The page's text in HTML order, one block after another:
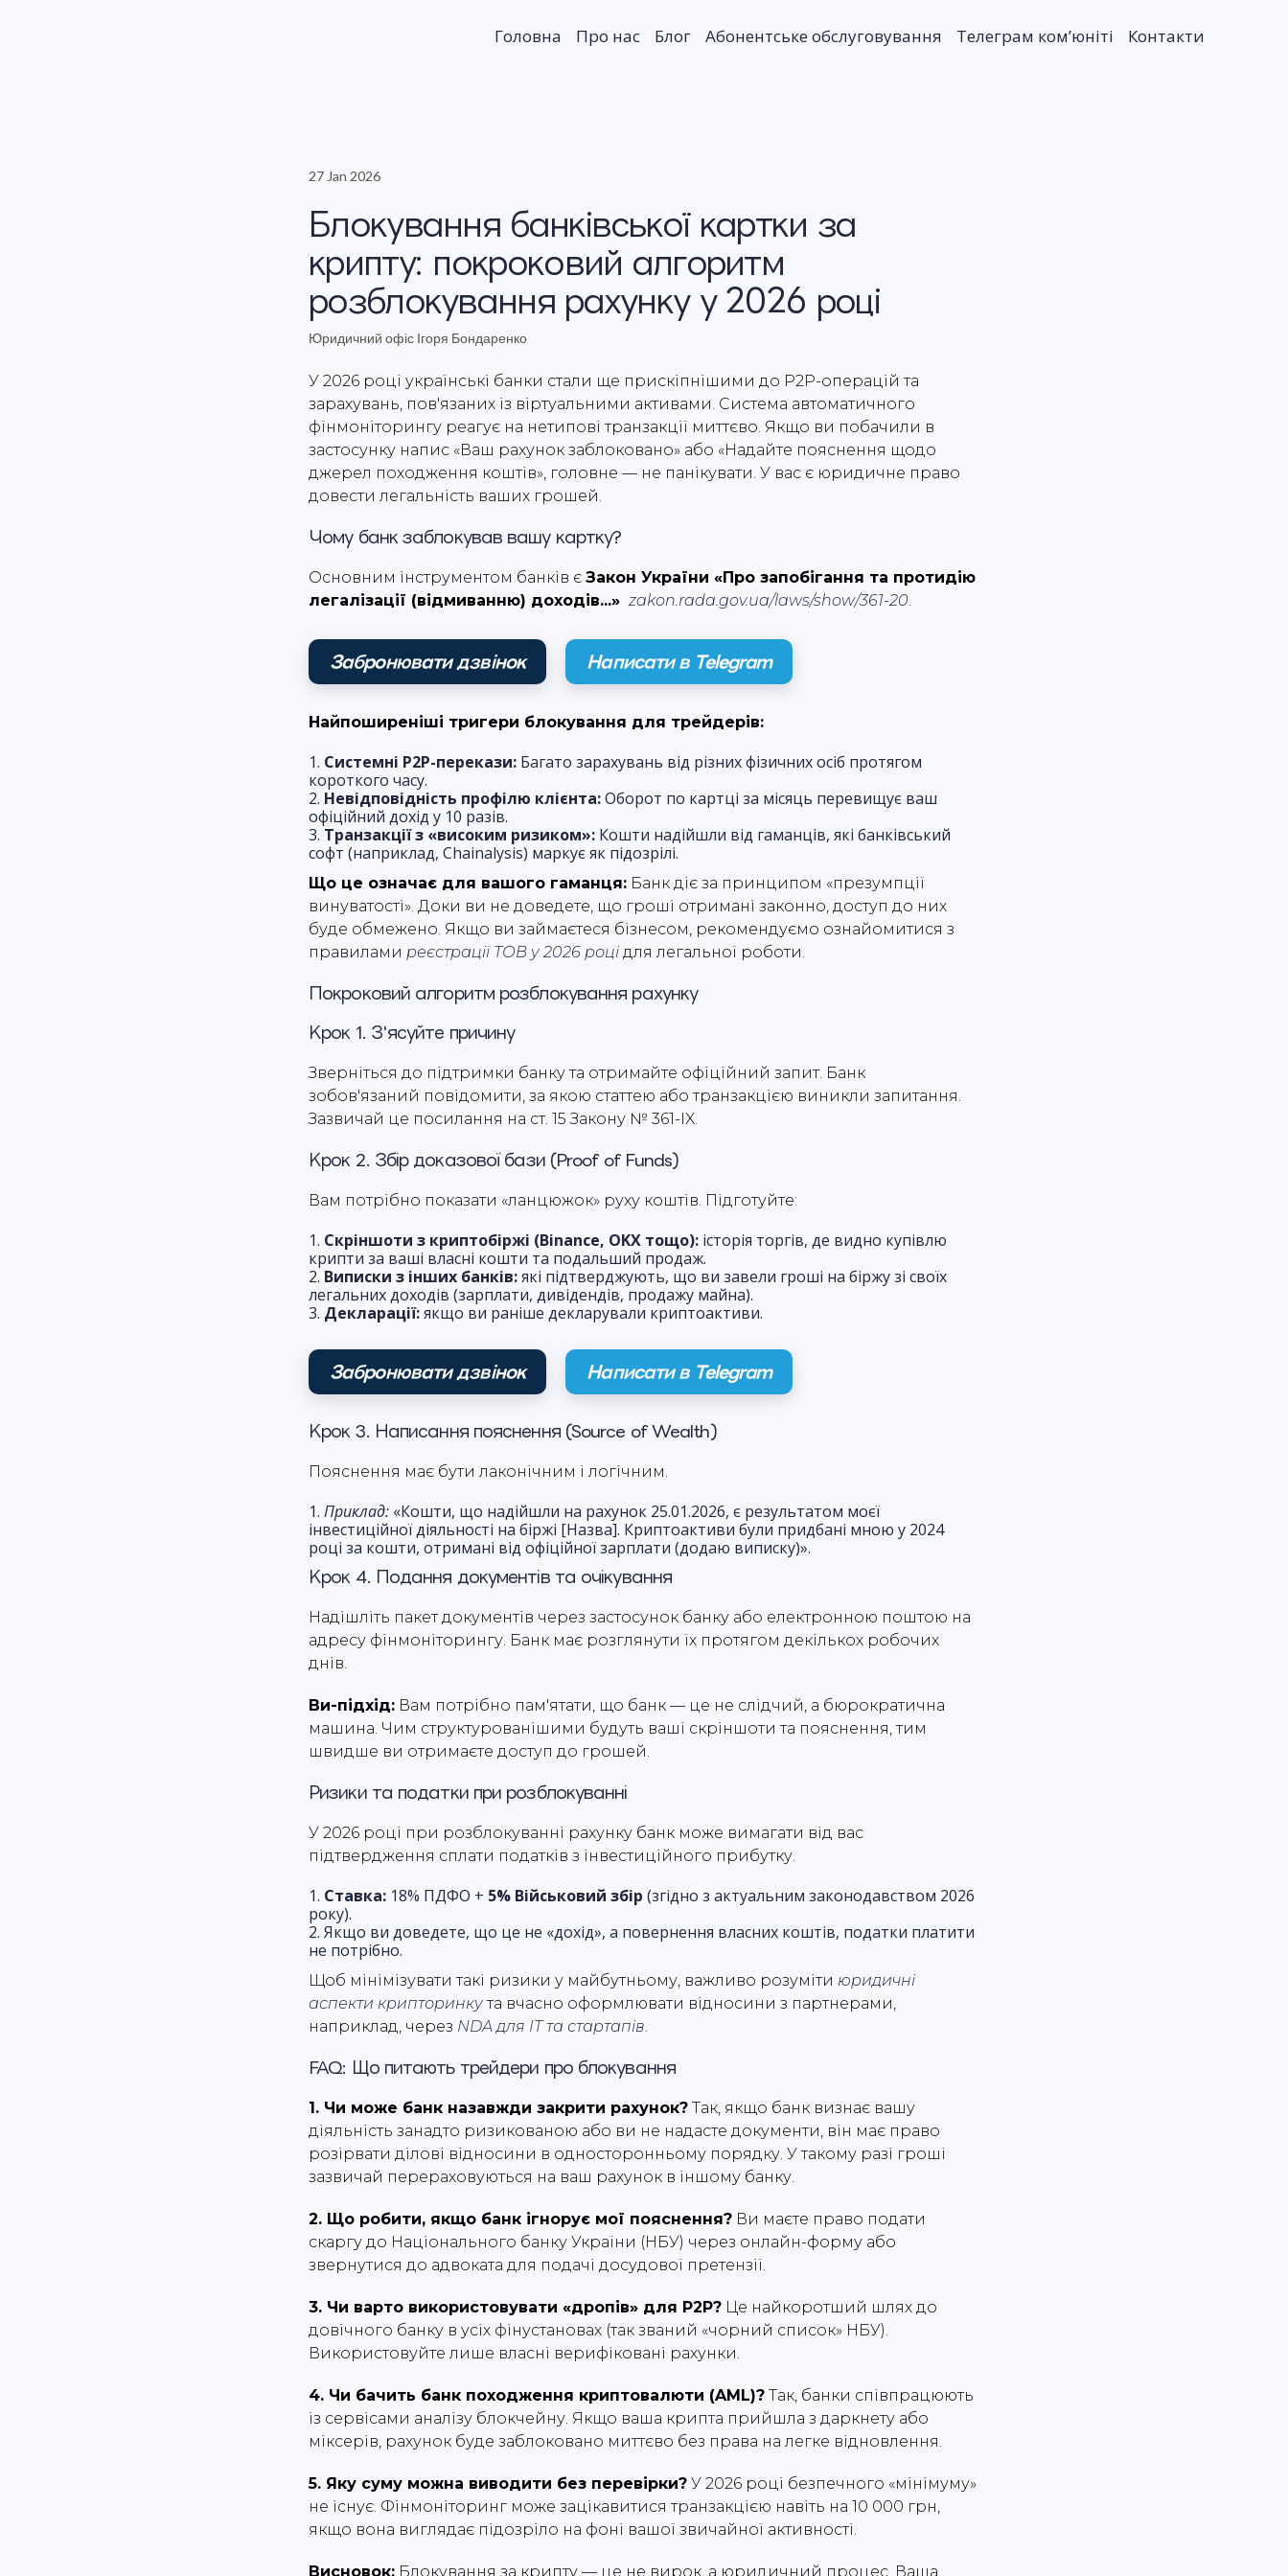
Головна Про нас Блог Абонентське обслуговування Телеграм комʼюніті Контакти
27 Jan 2026
Блокування банківської картки за
крипту: покроковий алгоритм
розблокування рахунку у 2026 році
Юридичний офіс Ігоря Бондаренко
У 2026 році українські банки стали ще прискіпнішими до P2P-операцій та
зарахувань, пов'язаних із віртуальними активами. Система автоматичного
фінмоніторингу реагує на нетипові транзакції миттєво. Якщо ви побачили в
застосунку напис «Ваш рахунок заблоковано» або «Надайте пояснення щодо
джерел походження коштів», головне — не панікувати. У вас є юридичне право
довести легальність ваших грошей.
Чому банк заблокував вашу картку?
Основним інструментом банків є Закон України «Про запобігання та протидію
легалізації (відмиванню) доходів...» zakon.rada.gov.ua/laws/show/361-20.
Забронювати дзвінок Написати в Telegram
Найпоширеніші тригери блокування для трейдерів:
Системні P2P-перекази: Багато зарахувань від різних фізичних осіб протягом
короткого часу.
Невідповідність профілю клієнта:Оборот по картці за місяць перевищує ваш
офіційний дохід у 10 разів.
Транзакції з «високим ризиком»: Кошти надійшли від гаманців, які банківський
софт (наприклад, Chainalysis) маркує як підозрілі.
Що це означає для вашого гаманця: Банк діє за принципом «презумпції
винуватості». Доки ви не доведете, що гроші отримані законно, доступ до них
буде обмежено. Якщо ви займаєтеся бізнесом, рекомендуємо ознайомитися з
правилами реєстрації ТОВ у 2026 році для легальної роботи.
Покроковий алгоритм розблокування рахунку
Крок 1. З'ясуйте причину
Зверніться до підтримки банку та отримайте офіційний запит. Банк
зобов'язаний повідомити, за якою статтею або транзакцією виникли запитання.
Зазвичай це посилання на ст. 15 Закону № 361-IX.
Крок 2. Збір доказової бази (Proof of Funds)
Вам потрібно показати «ланцюжок» руху коштів. Підготуйте:
Скріншоти з криптобіржі (Binance, OKX тощо): історія торгів, де видно купівлю
крипти за ваші власні кошти та подальший продаж.
Виписки з інших банків:які підтверджують, що ви завели гроші на біржу зі своїх
легальних доходів (зарплати, дивідендів, продажу майна).
Декларації:якщо ви раніше декларували криптоактиви.
Забронювати дзвінок Написати в Telegram
Крок 3. Написання пояснення (Source of Wealth)
Пояснення має бути лаконічним і логічним.
Приклад: «Кошти, що надійшли на рахунок 25.01.2026, є результатом моєї
інвестиційної діяльності на біржі [Назва]. Криптоактиви були придбані мною у 2024
році за кошти, отримані від офіційної зарплати (додаю виписку)».
Крок 4. Подання документів та очікування
Надішліть пакет документів через застосунок банку або електронною поштою на
адресу фінмоніторингу. Банк має розглянути їх протягом декількох робочих
днів.
Ви-підхід: Вам потрібно пам'ятати, що банк — це не слідчий, а бюрократична
машина. Чим структурованішими будуть ваші скріншоти та пояснення, тим
швидше ви отримаєте доступ до грошей.
Ризики та податки при розблокуванні
У 2026 році при розблокуванні рахунку банк може вимагати від вас
підтвердження сплати податків з інвестиційного прибутку.
Ставка: 18% ПДФО + 5% Військовий збір (згідно з актуальним законодавством 2026
року).
Якщо ви доведете, що це не «дохід», а повернення власних коштів, податки платити
не потрібно.
Щоб мінімізувати такі ризики у майбутньому, важливо розуміти юридичні
аспекти крипторинкута вчасно оформлювати відносини з партнерами,
наприклад, через NDA для IT та стартапів.
FAQ: Що питають трейдери про блокування
1. Чи може банк назавжди закрити рахунок? Так, якщо банк визнає вашу
діяльність занадто ризикованою або ви не надасте документи, він має право
розірвати ділові відносини в односторонньому порядку. У такому разі гроші
зазвичай перераховуються на ваш рахунок в іншому банку.
2. Що робити, якщо банк ігнорує мої пояснення? Ви маєте право подати
скаргу до Національного банку України (НБУ) через онлайн-форму або
звернутися до адвоката для подачі досудової претензії.
3. Чи варто використовувати «дропів» для P2P? Це найкоротший шлях до
довічного банку в усіх фінустановах (так званий «чорний список» НБУ).
Використовуйте лише власні верифіковані рахунки.
4. Чи бачить банк походження криптовалюти (AML)? Так, банки співпрацюють
із сервісами аналізу блокчейну. Якщо ваша крипта прийшла з даркнету або
міксерів, рахунок буде заблоковано миттєво без права на легке відновлення.
5. Яку суму можна виводити без перевірки? У 2026 році безпечного «мінімуму»
не існує. Фінмоніторинг може зацікавитися транзакцією навіть на 10 000 грн,
якщо вона виглядає підозріло на фоні вашої звичайної активності.
Висновок: Блокування за крипту — це не вирок, а юридичний процес. Ваша